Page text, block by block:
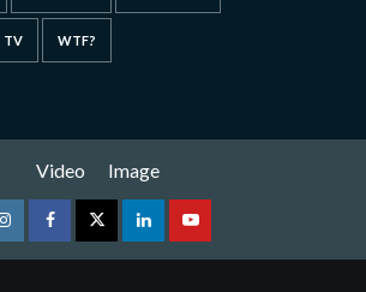
TV WTF?
Video Image
InstagramFacebookTwitterLinkedinYoutube